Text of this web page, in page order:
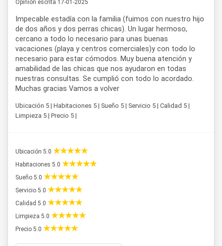
Opinión escrita 17-01-2025
Impecable estadía con la familia (fuimos con nuestro hijo
de dos años y dos perras chicas). Un lugar hermoso,
cercano a todo lo necesario para unas buenas
vacaciones (playa y centros comerciales)y con todo lo
necesario para estar cómodos. Muy buena atención y
amabilidad de las chicas que nos ayudaron en todas
nuestras consultas. Se cumplió con todo lo acordado.
Muchas gracias Vamos a volver
Ubicación 5 | Habitaciones 5 | Sueño 5 | Servicio 5 | Calidad 5 |
Limpieza 5 | Precio 5 |
Ubicación 5.0
Habitaciones 5.0
Sueño 5.0
Servicio 5.0
Calidad 5.0
Limpieza 5.0
Precio 5.0